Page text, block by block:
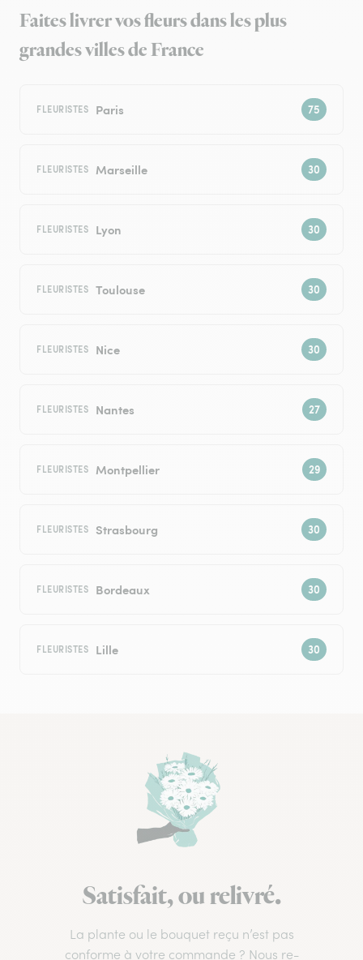
Faites livrer vos fleurs dans les plus
grandes villes de France
FLEURISTES Paris
FLEURISTES Marseille
FLEURISTES Lyon
FLEURISTES Toulouse
FLEURISTES Nice
FLEURISTES Nantes
FLEURISTES Montpellier
FLEURISTES Strasbourg
FLEURISTES Bordeaux
FLEURISTES Lille
Satisfait, ou relivré.
La plante ou le bouquet reçu n’est pas
conforme à votre commande ? Nous re-